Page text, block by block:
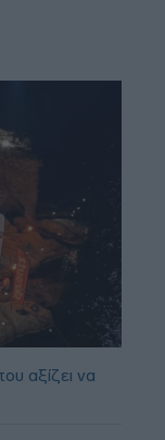
αξίζει να